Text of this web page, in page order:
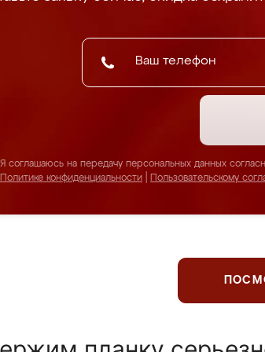
Я соглашаюсь на передачу персональных данных
Политике конфиденциальности
Пользовательскому